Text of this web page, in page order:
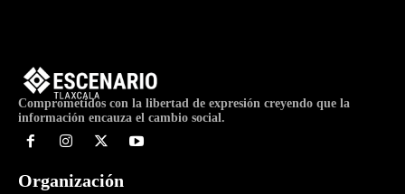
Comprometidos con la libertad de expresión creyendo que la
información encauza el cambio social.
Organización